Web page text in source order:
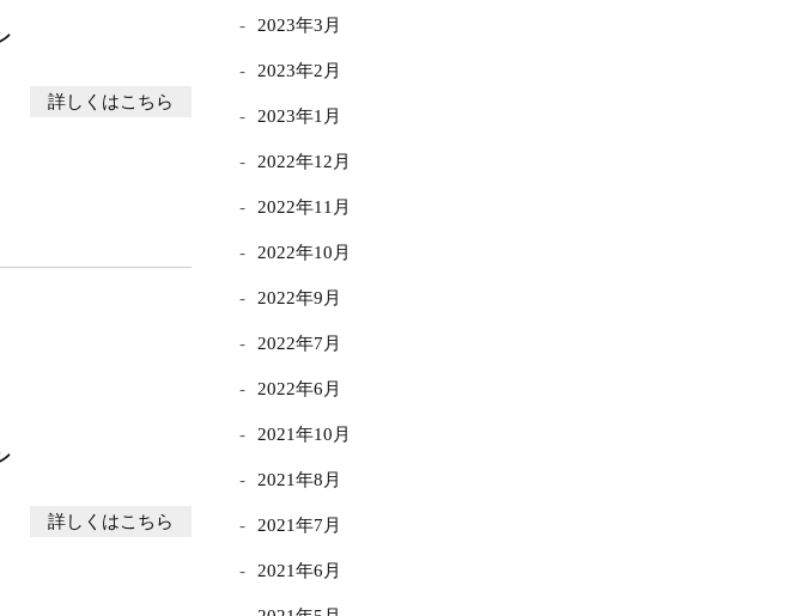
詳しくはこちら
詳しくはこちら
2023年3月
2023年2月
2023年1月
2022年12月
2022年11月
2022年10月
2022年9月
2022年7月
2022年6月
2021年10月
2021年8月
2021年7月
2021年6月